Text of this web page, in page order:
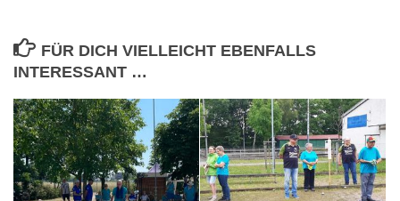
FÜR DICH VIELLEICHT EBENFALLS
INTERESSANT …